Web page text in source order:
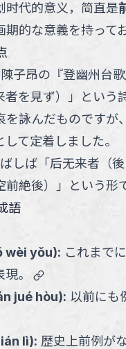
时代的意义，简直是
期的な意義を持って
子昂の『登幽州台
者を見ず）」という
を詠んだものですが
て定着しました。
ばしば「后无来者（
絶後）」という形
語
wèi yǒu): これまで
。
link
jué hòu): 以前にも
lì): 歴史上前例が